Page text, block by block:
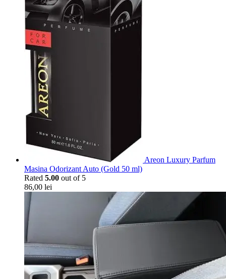
Areon Luxury Parfum
Masina Odorizant Auto (Gold 50 ml)
Rated 5.00 out of 5
86,00 lei